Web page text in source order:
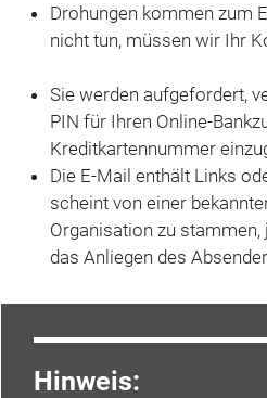
Drohungen kommen zum
nicht tun, müssen wir Ihr
Sie werden aufgefordert,
PIN für Ihren Online-
Kreditkartennummer
Die E-Mail enthält Links
scheint von einer
Organisation zu
das Anliegen des
Hinweis: